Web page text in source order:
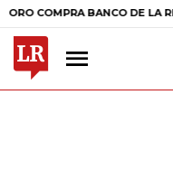
BANCO DE LA REPÚBLICA